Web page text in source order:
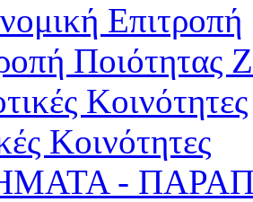
Επιτροπή
Ποιότητας
Κοινότητες
Κοινότητες
-